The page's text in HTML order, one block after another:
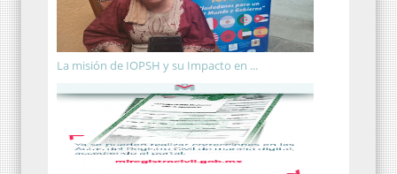
La misión de IOPSH y su Impacto en ...